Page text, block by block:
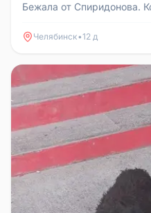
Бежала от Спиридонова.
Челябинск•12 д